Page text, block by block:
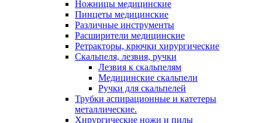
Ножницы медицинские
Пинцеты медицинские
Различные инструменты
Расширители медицинские
Ретракторы, крючки хирургические
Скальпеля, лезвия, ручки
Лезвия к скальпелям
Медицинские скальпели
Ручки для скальпелей
Трубки аспирационные и катетеры
металлические.
Хирургические ножи и пилы